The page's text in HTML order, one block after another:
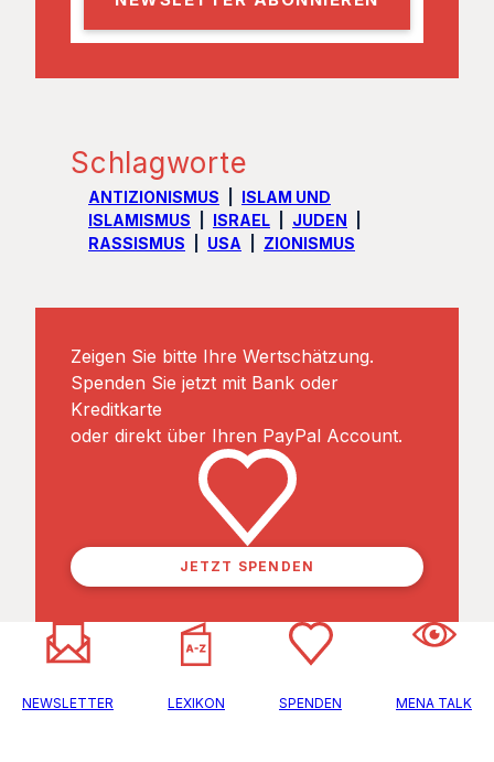
l
Schlagworte
ANTIZIONISMUS
ISLAM UND
ISLAMISMUS
ISRAEL
JUDEN
RASSISMUS
USA ZIONISMUS
Zeigen Sie bitte Ihre Wertschätzung.
Spenden Sie jetzt mit Bank oder
Kreditkarte
oder direkt über Ihren PayPal Account.
JETZT SPENDEN
NEWSLETTER LEXIKON SPENDEN MENA TALK